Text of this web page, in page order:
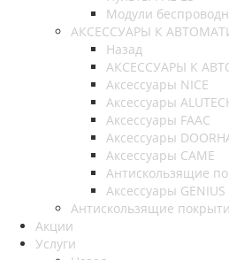
Модули
АКСЕССУАРЫ К
Назад
АКСЕССУАРЫ К
Аксессуары NICE
Аксессуары
Аксессуары FAAC
Аксессуары
Аксессуары CAME
Антискользящие
Аксессуары GENIUS
Антискользящие
Акции
Услуги